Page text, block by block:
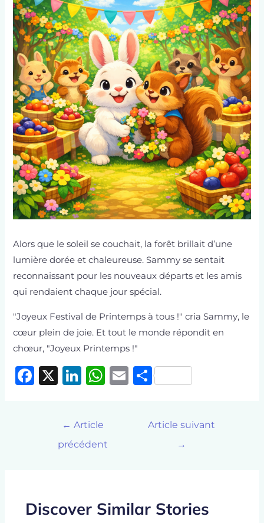
Alors que le soleil se couchait, la forêt brillait d’une
lumière dorée et chaleureuse. Sammy se sentait
reconnaissant pour les nouveaux départs et les amis
qui rendaient chaque jour spécial.
"Joyeux Festival de Printemps à tous !" cria Sammy, le
cœur plein de joie. Et tout le monde répondit en
chœur, "Joyeux Printemps !"
F
k
X
Li
e
dI
W
A
E P
g
← Article
précédent
Article suivant
→
Discover Similar Stories